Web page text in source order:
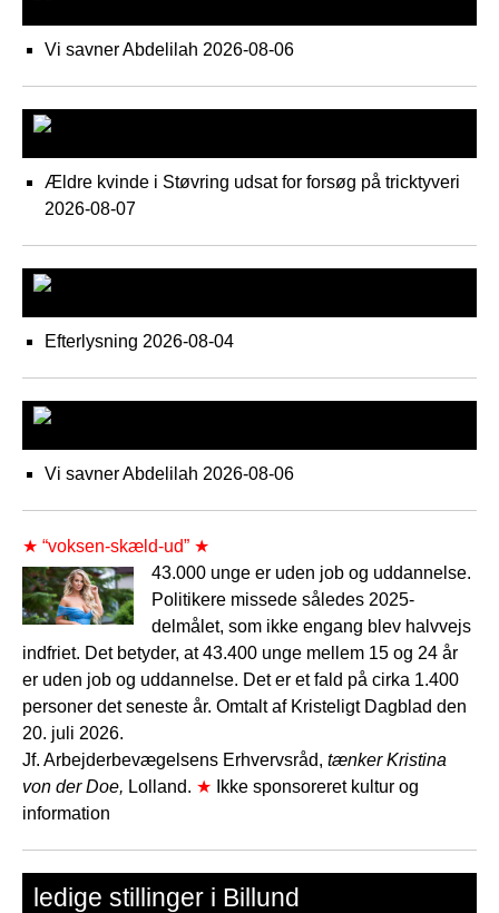
Vi savner Abdelilah 2026-08-06
Ældre kvinde i Støvring udsat for forsøg på tricktyveri
2026-08-07
Efterlysning 2026-08-04
Vi savner Abdelilah 2026-08-06
★ “voksen-skæld-ud” ★
43.000 unge er uden job og uddannelse.
Politikere missede således 2025-
delmålet, som ikke engang blev halvvejs
indfriet. Det betyder, at 43.400 unge mellem 15 og 24 år
er uden job og uddannelse. Det er et fald på cirka 1.400
personer det seneste år. Omtalt af Kristeligt Dagblad den
20. juli 2026.
Jf. Arbejderbevægelsens Erhvervsråd, tænker Kristina
von der Doe, Lolland. ★
Ikke sponsoreret kultur og
information
ledige stillinger i Billund